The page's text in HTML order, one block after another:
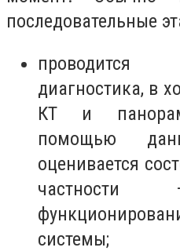
последовательные
диагностика, в
КТ и
помощью
оценивается
частности
системы;